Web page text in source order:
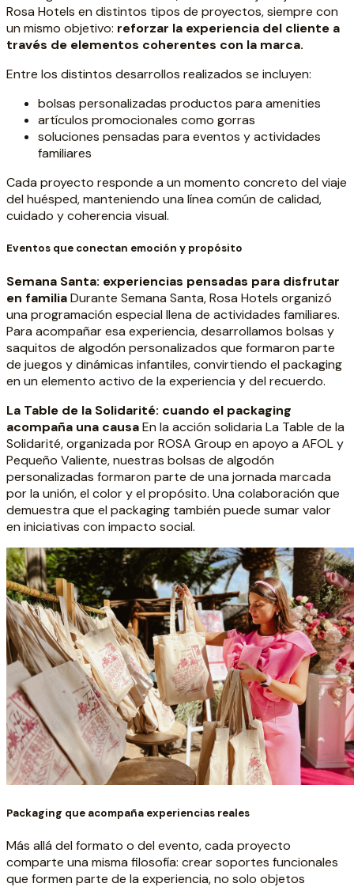
Rosa Hotels en distintos tipos de proyectos, siempre con
un mismo objetivo: reforzar la experiencia del cliente a
través de elementos coherentes con la marca.
Entre los distintos desarrollos realizados se incluyen:
bolsas personalizadas productos para amenities
artículos promocionales como gorras
soluciones pensadas para eventos y actividades
familiares
Cada proyecto responde a un momento concreto del viaje
del huésped, manteniendo una línea común de calidad,
cuidado y coherencia visual.
Eventos que conectan emoción y propósito
Semana Santa: experiencias pensadas para disfrutar
en familiaDurante Semana Santa, Rosa Hotels organizó
una programación especial llena de actividades familiares.
Para acompañar esa experiencia, desarrollamos bolsas y
saquitos de algodón personalizados que formaron parte
de juegos y dinámicas infantiles, convirtiendo el packaging
en un elemento activo de la experiencia y del recuerdo.
La Table de la Solidarité: cuando el packaging
acompaña una causaEn la acción solidaria La Table de la
Solidarité, organizada por ROSA Group en apoyo a AFOL y
Pequeño Valiente, nuestras bolsas de algodón
personalizadas formaron parte de una jornada marcada
por la unión, el color y el propósito. Una colaboración que
demuestra que el packaging también puede sumar valor
en iniciativas con impacto social.
Packaging que acompaña experiencias reales
Más allá del formato o del evento, cada proyecto
comparte una misma filosofía: crear soportes funcionales
que formen parte de la experiencia, no solo objetos